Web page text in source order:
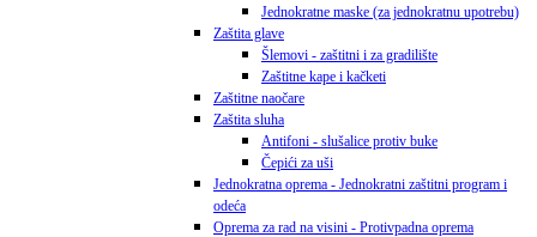
Jednokratne maske (za jednokratnu upotrebu)
Zaštita glave
Šlemovi - zaštitni i za gradilište
Zaštitne kape i kačketi
Zaštitne naočare
Zaštita sluha
Antifoni - slušalice protiv buke
Čepići za uši
Jednokratna oprema - Jednokratni zaštitni program i
odeća
Oprema za rad na visini - Protivpadna oprema